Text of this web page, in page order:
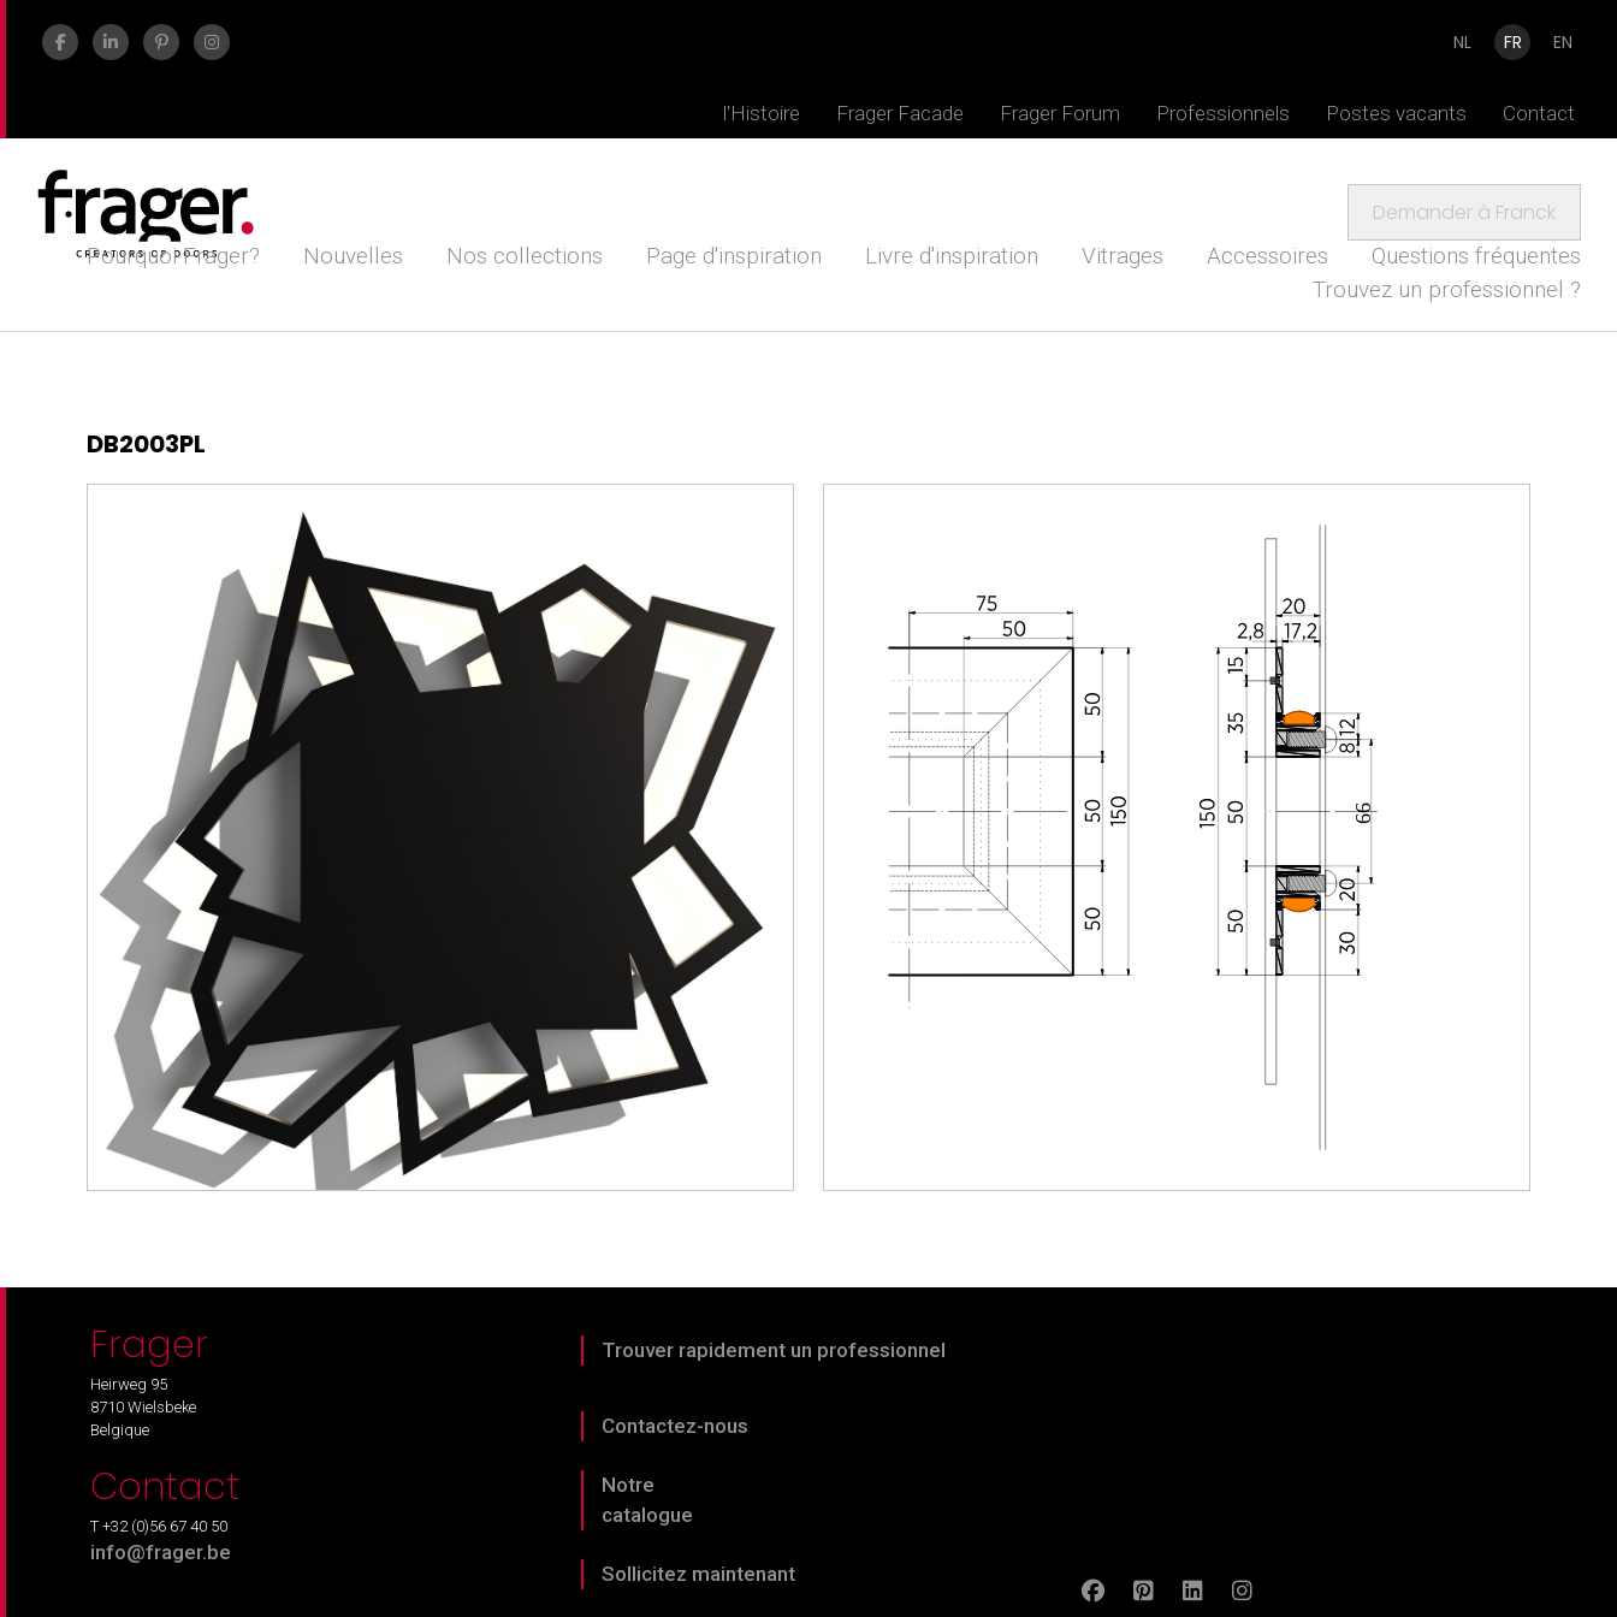
NL FR EN
l'Histoire Frager Facade Frager Forum Professionnels Postes vacants Contact
Demander à Franck
Pourquoi Frager?
Nouvelles Nos collections Page d'inspiration Livre d'inspiration Vitrages Accessoires
Questions fréquentes
Trouvez un professionnel ?
DB2003PL
Frager
Heirweg 95
8710 Wielsbeke
Belgique
Contact
T +32 (0)56 67 40 50
info@frager.be
Trouver rapidement un professionnel
Contactez-nous
Notre
catalogue
Sollicitez maintenant